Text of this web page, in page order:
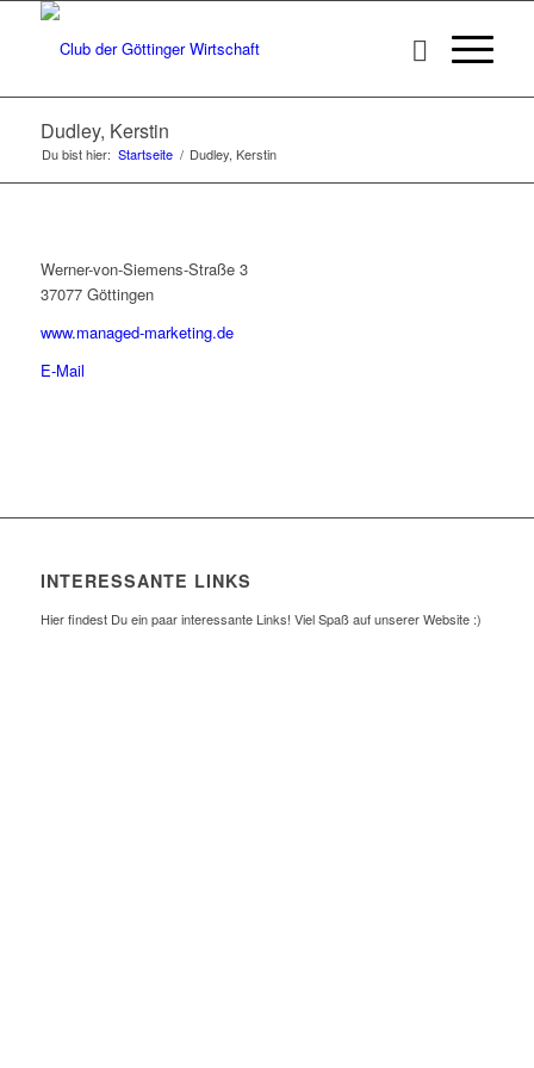
Dudley, Kerstin
Du bist hier: Startseite / Dudley, Kerstin
Werner-von-Siemens-Straße 3
37077 Göttingen
www.managed-marketing.de
E-Mail
INTERESSANTE LINKS
Hier findest Du ein paar interessante Links! Viel Spaß auf unserer Website :)